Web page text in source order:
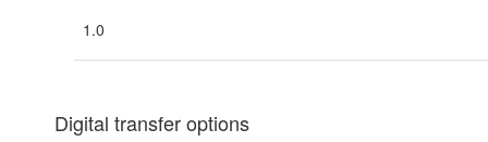
1.0
Digital transfer options